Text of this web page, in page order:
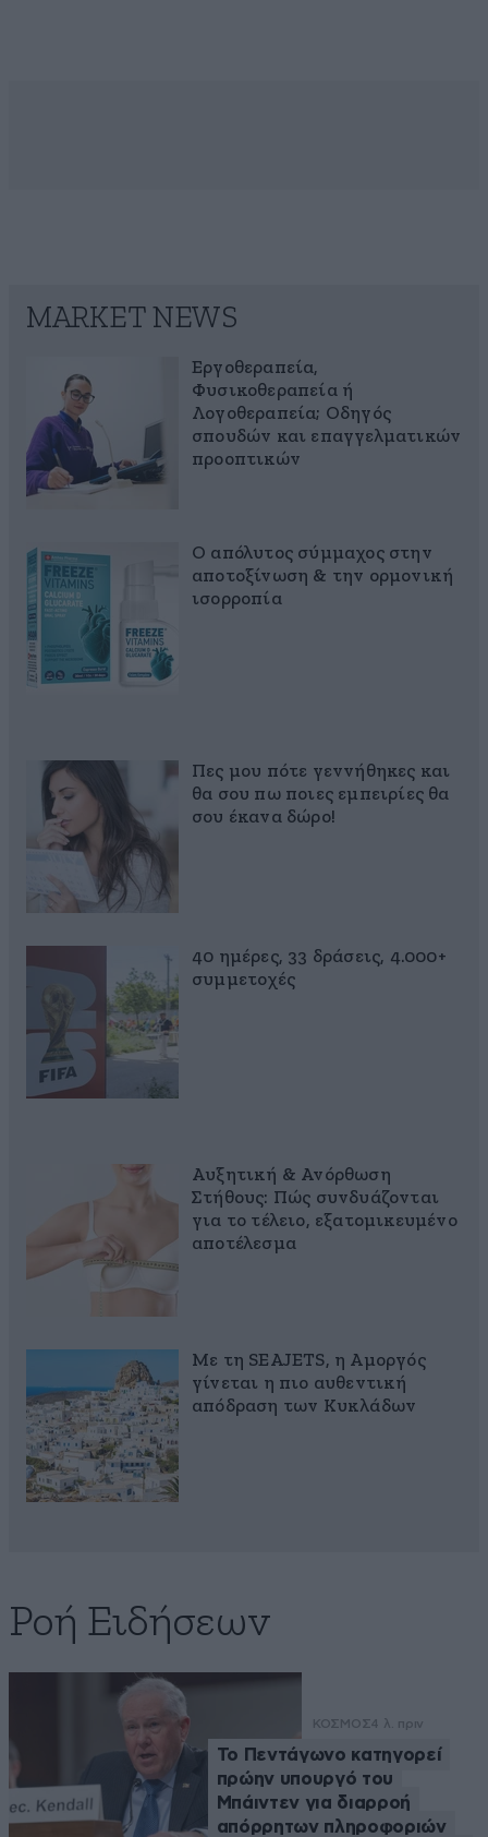
MARKET NEWS
Εργοθεραπεία,
Φυσικοθεραπεία ή
Λογοθεραπεία; Οδηγός
σπουδών και επαγγελματικών
προοπτικών
Ο απόλυτος σύμμαχος στην
αποτοξίνωση & την ορμονική
ισορροπία
Πες μου πότε γεννήθηκες και
θα σου πω ποιες εμπειρίες θα
σου έκανα δώρο!
40 ημέρες, 33 δράσεις, 4.000+
συμμετοχές
Αυξητική & Ανόρθωση
Στήθους: Πώς συνδυάζονται
για το τέλειο, εξατομικευμένο
αποτέλεσμα
Με τη SEAJETS, η Αμοργός
γίνεται η πιο αυθεντική
απόδραση των Κυκλάδων
Ροή Ειδήσεων
ΚΟΣΜΟΣ4 λ. πριν
Το Πεντάγωνο κατηγορεί
πρώην υπουργό του
Μπάιντεν για διαρροή
απόρρητων πληροφοριών